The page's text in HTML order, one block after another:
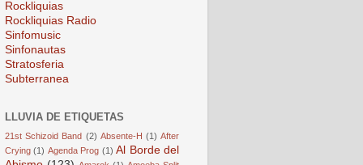
Rockliquias
Rockliquias Radio
Sinfomusic
Sinfonautas
Stratosferia
Subterranea
LLUVIA DE ETIQUETAS
21st Schizoid Band (2) Absente-H (1) After
Crying (1) Agenda Prog (1) Al Borde del